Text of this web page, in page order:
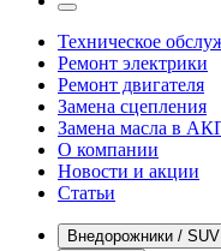
Техническое
Ремонт электрики
Ремонт двигателя
Замена сцепления
Замена масла в
О компании
Новости и акции
Статьи
Внедорожники / SUV